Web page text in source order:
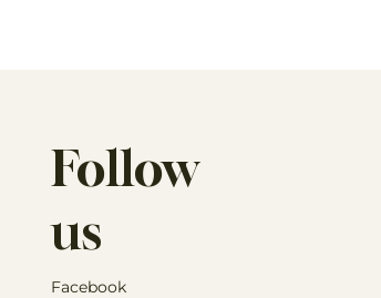
Follow
us
Facebook